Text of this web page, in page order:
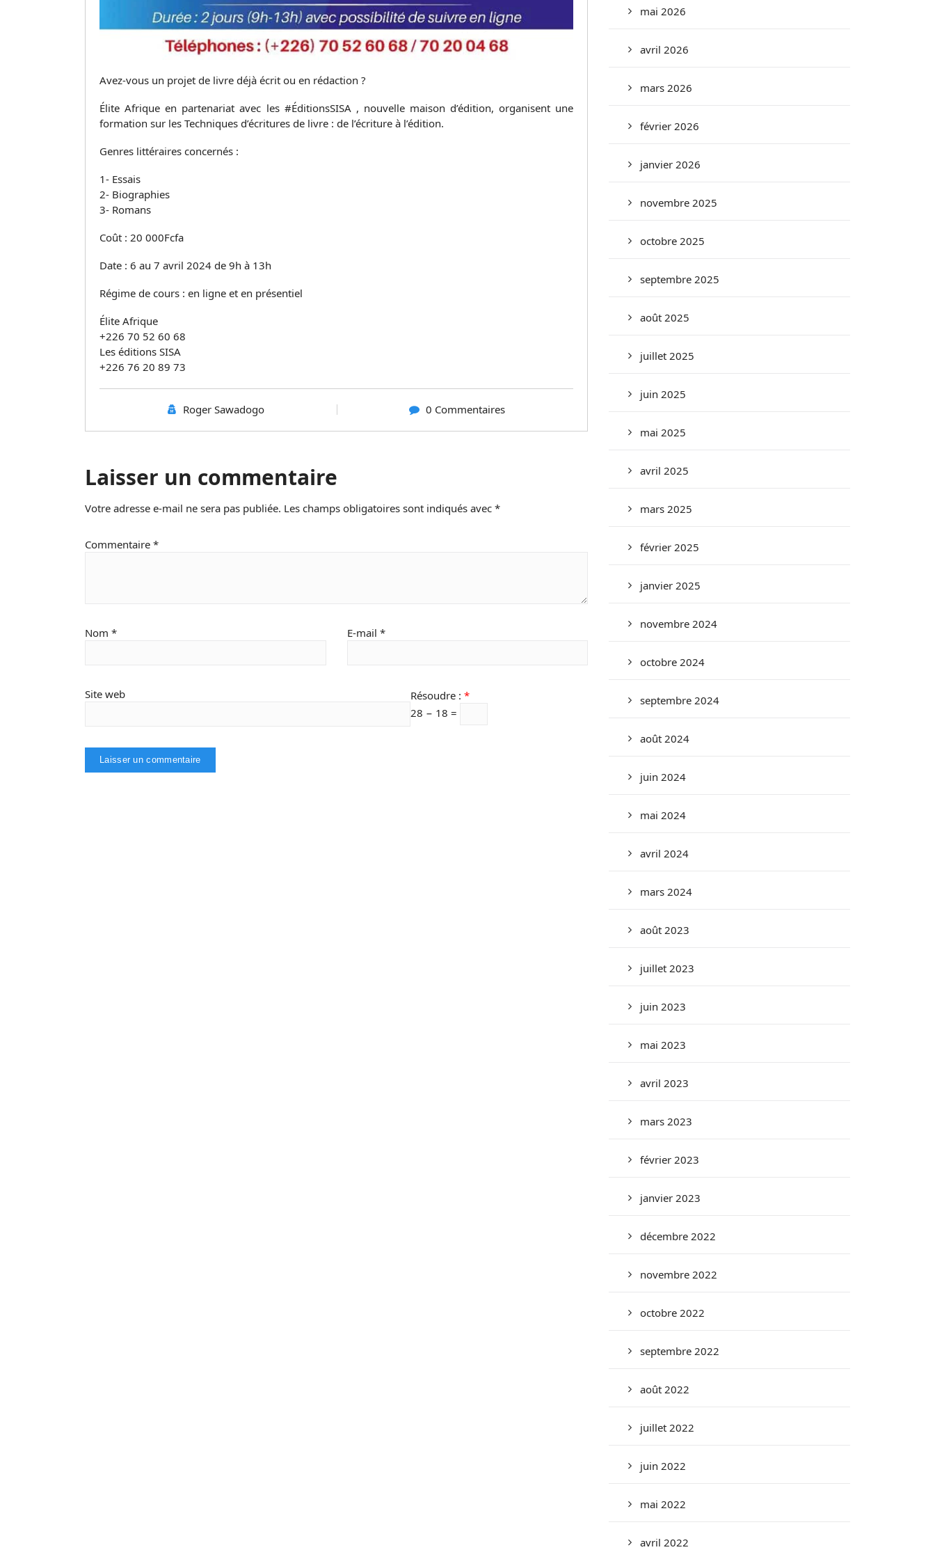
Avez-vous un projet de livre déjà écrit ou en rédaction ?
Élite Afrique en partenariat avec les #ÉditionsSISA , nouvelle maison d’édition, organisent une
formation sur les Techniques d’écritures de livre : de l’écriture à l’édition.
Genres littéraires concernés :
1- Essais
2- Biographies
3- Romans
Coût : 20 000Fcfa
Date : 6 au 7 avril 2024 de 9h à 13h
Régime de cours : en ligne et en présentiel
Élite Afrique
+226 70 52 60 68
Les éditions SISA
+226 76 20 89 73
Roger Sawadogo 0 Commentaires
Laisser un commentaire
Votre adresse e-mail ne sera pas publiée. Les champs obligatoires sont indiqués avec *
Commentaire *
Nom * E-mail *
Site web Résoudre : *
28 − 18 =
mai 2026
avril 2026
mars 2026
février 2026
janvier 2026
novembre 2025
octobre 2025
septembre 2025
août 2025
juillet 2025
juin 2025
mai 2025
avril 2025
mars 2025
février 2025
janvier 2025
novembre 2024
octobre 2024
septembre 2024
août 2024
juin 2024
mai 2024
avril 2024
mars 2024
août 2023
juillet 2023
juin 2023
mai 2023
avril 2023
mars 2023
février 2023
janvier 2023
décembre 2022
novembre 2022
octobre 2022
septembre 2022
août 2022
juillet 2022
juin 2022
mai 2022
avril 2022